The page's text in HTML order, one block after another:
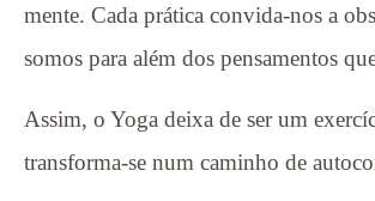
mente. Cada prática convida-nos a
somos para além dos pensamentos
Assim, o Yoga deixa de ser um
transforma-se num caminho de